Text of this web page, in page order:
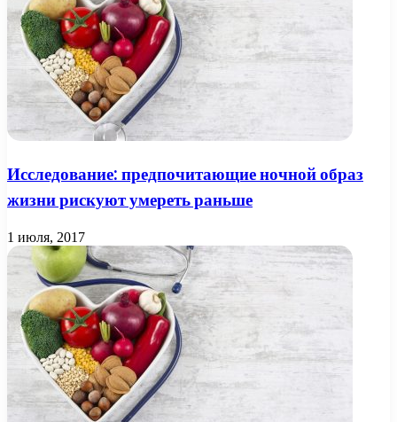
Исследование: предпочитающие ночной образ
жизни рискуют умереть раньше
1 июля, 2017